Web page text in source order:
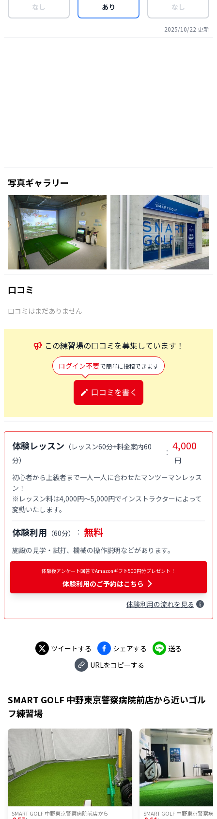
なし あり なし
2025/10/22 更新
写真ギャラリー
口コミ
口コミはまだありません
この練習場の口コミを募集しています！
ログイン不要で簡単に投稿できます
口コミを書く
体験レッスン （レッスン60分+料金案内60
分）
： 4,000
円
初心者から上級者まで一人一人に合わせたマンツーマンレッス
ン！
※レッスン料は4,000円〜5,000円でインストラクターによって
変動いたします。
体験利用 （60分） ： 無料
施設の見学・試打、機械の操作説明などがあります。
体験後アンケート回答でAmazonギフト500円分プレゼント！
体験利用のご予約はこちら
体験利用の流れを見る
ツイートする シェアする
送る
URLをコピーする
SMART GOLF 中野東京警察病院前店から近いゴル
フ練習場
SMART GOLF 中野東京警察病院前店から SMART GOLF 中野東京警察病